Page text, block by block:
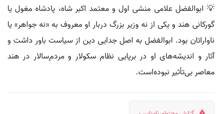
💡 ابوالفضل علامی منشی اول و معتمد اکبر شاه، پادشاه مغول یا
گورکانی هند و یکی از نه وزیر بزرگ دربار او معروف به «نه جواهر» یا
ناواراتان بود. ابوالفضل به اصل جدایی دین از سیاست باور داشت و
آثار و اندیشه‌های او در برپایی نظام سکولار و مردم‌سالار در هند
معاصر بی‌تأثیر نبوده‌است.